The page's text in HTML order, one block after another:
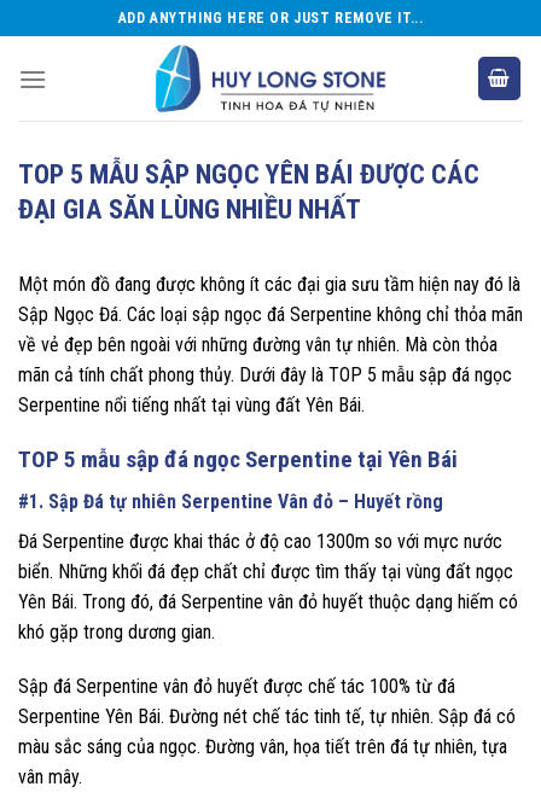
to
content
ADD ANYTHING HERE OR JUST REMOVE IT...
TOP 5 MẪU SẬP NGỌC YÊN BÁI ĐƯỢC CÁC
ĐẠI GIA SĂN LÙNG NHIỀU NHẤT
Một món đồ đang được không ít các đại gia sưu tầm hiện nay đó là
Sập Ngọc Đá. Các loại sập ngọc đá Serpentine không chỉ thỏa mãn
về vẻ đẹp bên ngoài với những đường vân tự nhiên. Mà còn thỏa
mãn cả tính chất phong thủy. Dưới đây là TOP 5 mẫu sập đá ngọc
Serpentine nổi tiếng nhất tại vùng đất Yên Bái.
TOP 5 mẫu sập đá ngọc Serpentine tại Yên Bái
#1. Sập Đá tự nhiên Serpentine Vân đỏ – Huyết rồng
Đá Serpentine được khai thác ở độ cao 1300m so với mực nước
biển. Những khối đá đẹp chất chỉ được tìm thấy tại vùng đất ngọc
Yên Bái. Trong đó, đá Serpentine vân đỏ huyết thuộc dạng hiếm có
khó gặp trong dương gian.
Sập đá Serpentine vân đỏ huyết được chế tác 100% từ đá
Serpentine Yên Bái. Đường nét chế tác tinh tế, tự nhiên. Sập đá có
màu sắc sáng của ngọc. Đường vân, họa tiết trên đá tự nhiên, tựa
vân mây.